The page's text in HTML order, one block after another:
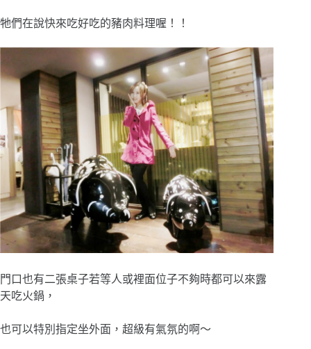
牠們在說快來吃好吃的豬肉料理喔！！
門口也有二張桌子若等人或裡面位子不夠時都可以來露
天吃火鍋，
也可以特別指定坐外面，超級有氣氛的啊～